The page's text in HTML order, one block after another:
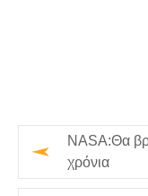
NASA:Θα
χρόνια